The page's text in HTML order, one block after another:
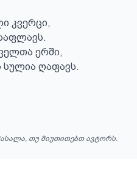
კვერცი,
ერში,
ღაფავს.
თუ მიუთითებთ ავტორს.